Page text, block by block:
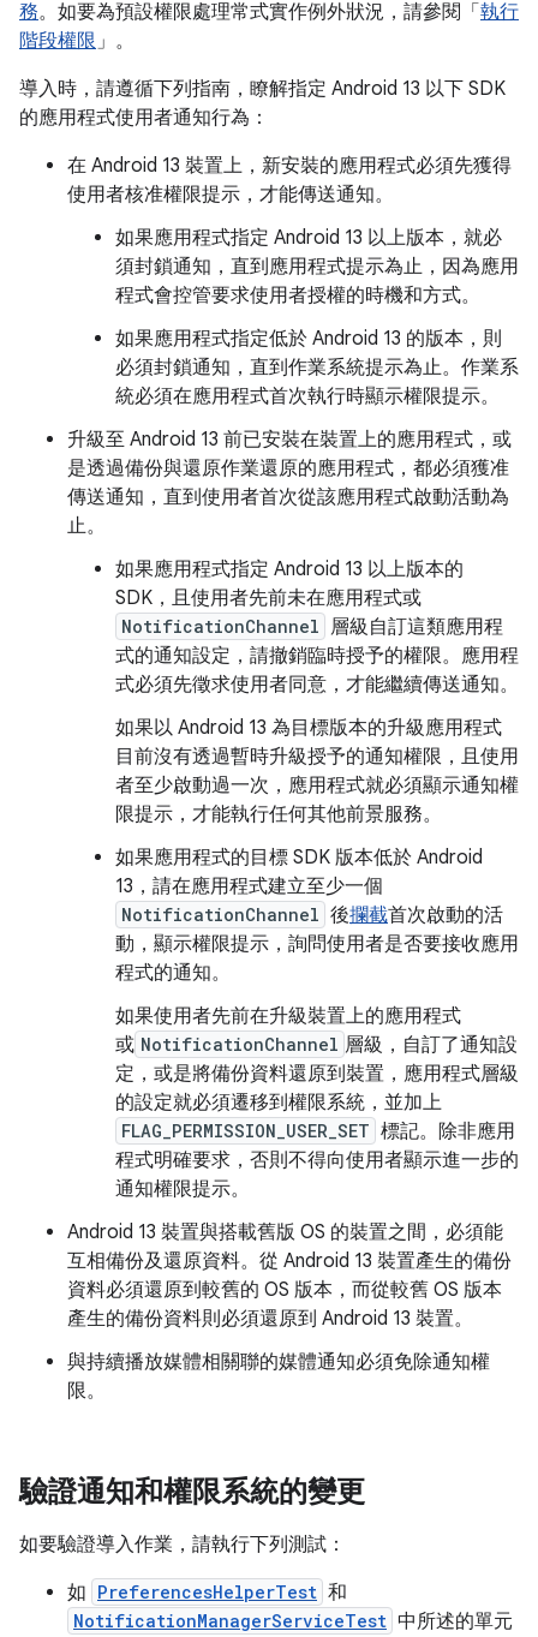
務。如要為預設權限處理常式實作例外狀況，請參閱「 執行
階段權限」。
導入時，請遵循下列指南，瞭解指定 Android 13 以下 SDK
的應用程式使用者通知行為：
在 Android 13 裝置上，新安裝的應用程式必須先獲得
使用者核准權限提示，才能傳送通知。
如果應用程式指定 Android 13 以上版本，就必
須封鎖通知，直到應用程式提示為止，因為應用
程式會控管要求使用者授權的時機和方式。
如果應用程式指定低於 Android 13 的版本，則
必須封鎖通知，直到作業系統提示為止。作業系
統必須在應用程式首次執行時顯示權限提示。
升級至 Android 13 前已安裝在裝置上的應用程式，或
是透過備份與還原作業還原的應用程式，都必須獲准
傳送通知，直到使用者首次從該應用程式啟動活動為
止。
如果應用程式指定 Android 13 以上版本的
SDK，且使用者先前未在應用程式或
NotificationChannel 層級自訂這類應用程
式的通知設定，請撤銷臨時授予的權限。應用程
式必須先徵求使用者同意，才能繼續傳送通知。
如果以 Android 13 為目標版本的升級應用程式
目前沒有透過暫時升級授予的通知權限，且使用
者至少啟動過一次，應用程式就必須顯示通知權
限提示，才能執行任何其他前景服務。
如果應用程式的目標 SDK 版本低於 Android
13，請在應用程式建立至少一個
NotificationChannel 後攔截首次啟動的活
動，顯示權限提示，詢問使用者是否要接收應用
程式的通知。
如果使用者先前在升級裝置上的應用程式
或 NotificationChannel 層級，自訂了通知設
定，或是將備份資料還原到裝置，應用程式層級
的設定就必須遷移到權限系統，並加上
FLAG_PERMISSION_USER_SET 標記。除非應用
程式明確要求，否則不得向使用者顯示進一步的
通知權限提示。
Android 13 裝置與搭載舊版 OS 的裝置之間，必須能
互相備份及還原資料。從 Android 13 裝置產生的備份
資料必須還原到較舊的 OS 版本，而從較舊 OS 版本
產生的備份資料則必須還原到 Android 13 裝置。
與持續播放媒體相關聯的媒體通知必須免除通知權
限。
驗證通知和權限系統的變更
如要驗證導入作業，請執行下列測試：
如 PreferencesHelperTest 和
NotificationManagerServiceTest 中所述的單元